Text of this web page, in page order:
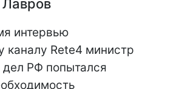
Лавров
интервью
каналу Rete4 министр
дел РФ попытался